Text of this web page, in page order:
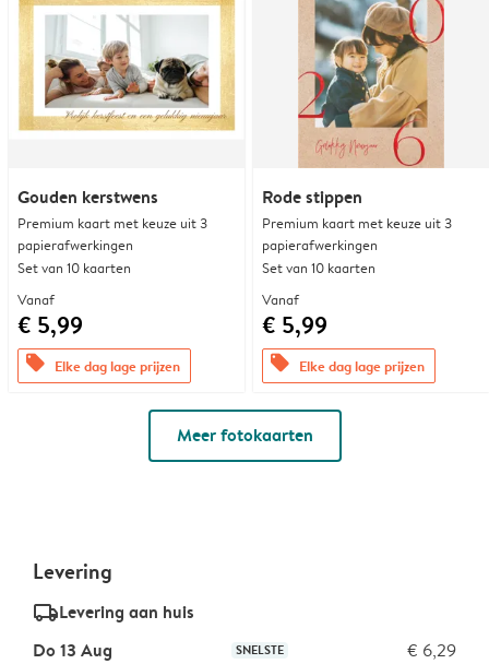
Gouden kerstwens
Premium kaart met keuze uit 3
papierafwerkingen
Set van 10 kaarten
Vanaf
€ 5,99
offers Elke dag lage prijzen
Rode stippen
Premium kaart met keuze uit 3
papierafwerkingen
Set van 10 kaarten
Vanaf
€ 5,99
offers Elke dag lage prijzen
Meer fotokaarten
Levering
delivery_standard_v2Levering aan huis
Do 13 Aug
SNELSTE € 6,29